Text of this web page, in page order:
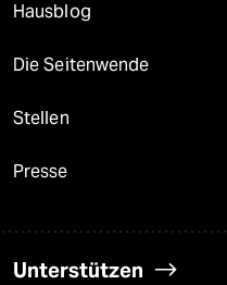
Hausblog
Die Seitenwende
Stellen
Presse
Unterstützen